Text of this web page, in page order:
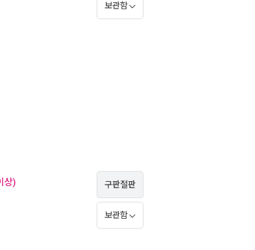
보관함
상) 구판절판
보관함